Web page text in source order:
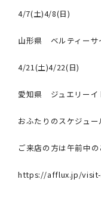
4/7(土)4/8(日)
山形県 ベルティーサ
4/21(土)4/22(日)
愛知県 ジュエリーイ
おふたりのスケジュ
ご来店の方は午前中の
https://afflux.jp/